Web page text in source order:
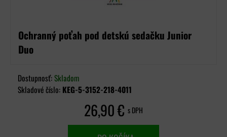
Ochranný poťah pod detskú sedačku Junior
Duo
Dostupnosť:Skladom
Skladové číslo: KEG-5-3152-218-4011
26,90 € s DPH